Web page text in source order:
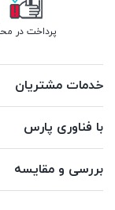
پرداخت در
خدمات مشتریان
با فناوری پارس
بررسی و مقایسه